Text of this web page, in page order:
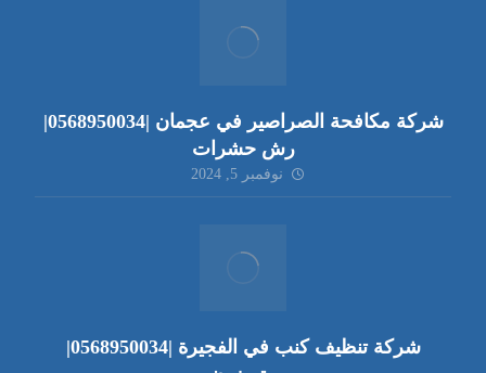
شركة مكافحة الصراصير في عجمان |0568950034|
رش حشرات
نوفمبر 5, 2024
شركة تنظيف كنب في الفجيرة |0568950034|